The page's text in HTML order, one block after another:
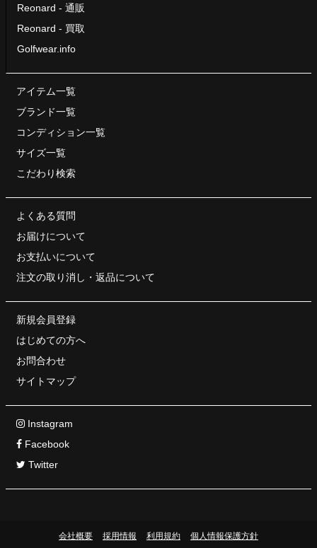
Reonard - 通販
Reonard - 買取
Golfwear.info
アイテム一覧
ブランド一覧
コンディション一覧
サイズ一覧
こだわり検索
よくある質問
お届けについて
お支払いについて
注文の取り消し・ 返品について
新規会員登録
はじめての方へ
お問合わせ
サイトマップ
Instagram
Facebook
Twitter
会社概要 採用情報 利用規約 個人情報保護方針